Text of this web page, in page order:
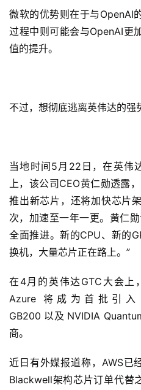
微软的优势则在于与OpenAI
过程中则可能会与OpenAI更
值的提升。
不过，想彻底逃离英伟达的强
当地时间5月22日，在英伟
上，该公司CEO黄仁勋透露
推出新芯片，还将加快芯片
次，加速至一年一更。黄仁
全面推进。新的CPU、新的
换机，大量芯片正在路上。”
在4月的英伟达GTC大会上
Azure 将成为首批引入
GB200 以及 NVIDIA
商。
近日有外媒报道称，AWS已
Blackwell架构芯片订单代替